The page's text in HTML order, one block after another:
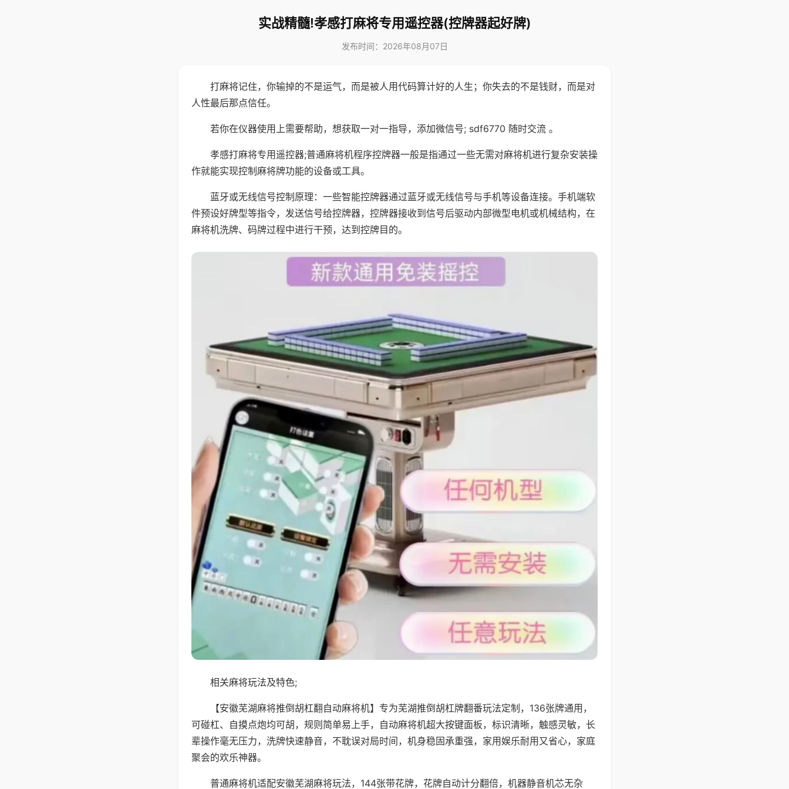
实战精髓!孝感打麻将专用遥控器(控牌器起好牌)
发布时间：2026年08月07日
打麻将记住，你输掉的不是运气，而是被人用代码算计好的人生；你失去的不是钱财，而是对
人性最后那点信任。
若你在仪器使用上需要帮助，想获取一对一指导，添加微信号; sdf6770 随时交流 。
孝感打麻将专用遥控器;普通麻将机程序控牌器一般是指通过一些无需对麻将机进行复杂安装操
作就能实现控制麻将牌功能的设备或工具。
蓝牙或无线信号控制原理：一些智能控牌器通过蓝牙或无线信号与手机等设备连接。手机端软
件预设好牌型等指令，发送信号给控牌器，控牌器接收到信号后驱动内部微型电机或机械结构，在
麻将机洗牌、码牌过程中进行干预，达到控牌目的。
相关麻将玩法及特色;
【安徽芜湖麻将推倒胡杠翻自动麻将机】专为芜湖推倒胡杠牌翻番玩法定制，136张牌通用，
可碰杠、自摸点炮均可胡，规则简单易上手，自动麻将机超大按键面板，标识清晰，触感灵敏，长
辈操作毫无压力，洗牌快速静音，不耽误对局时间，机身稳固承重强，家用娱乐耐用又省心，家庭
聚会的欢乐神器。
普通麻将机适配安徽芜湖麻将玩法，144张带花牌，花牌自动计分翻倍，机器静音机芯无杂